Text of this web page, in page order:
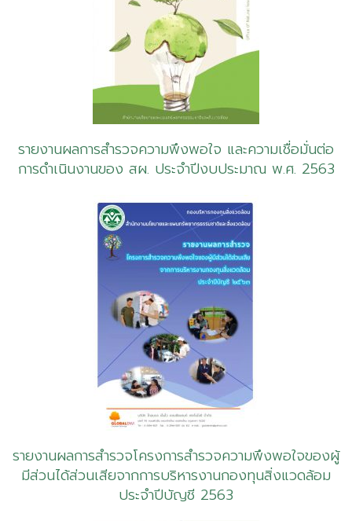
รายงานผลการสำรวจความพึงพอใจ และความเชื่อมั่นต่อ
การดำเนินงานของ สผ. ประจำปีงบประมาณ พ.ศ. 2563
รายงานผลการสำรวจโครงการสำรวจความพึงพอใจของผู้
มีส่วนได้ส่วนเสียจากการบริหารงานกองทุนสิ่งแวดล้อม
ประจำปีบัญชี 2563